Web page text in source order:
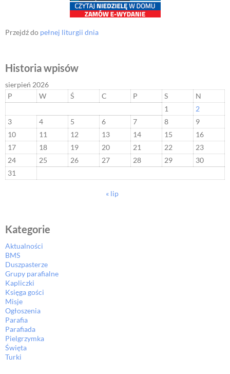
Przejdź do pełnej liturgii dnia
Historia wpisów
sierpień 2026
P
W Ś C P S
N
1
2
3
4 5 6 7 8
9
10
11 12 13 14 15
16
17
18 19 20 21 22
23
24
25 26 27 28 29
30
31
« lip
Kategorie
Aktualności
BMS
Duszpasterze
Grupy parafialne
Kapliczki
Księga gości
Misje
Ogłoszenia
Parafia
Parafiada
Pielgrzymka
Święta
Turki